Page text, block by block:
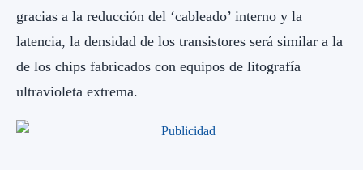
gracias a la reducción del ‘cableado’ interno y la
latencia, la densidad de los transistores será similar a la
de los chips fabricados con equipos de litografía
ultravioleta extrema.